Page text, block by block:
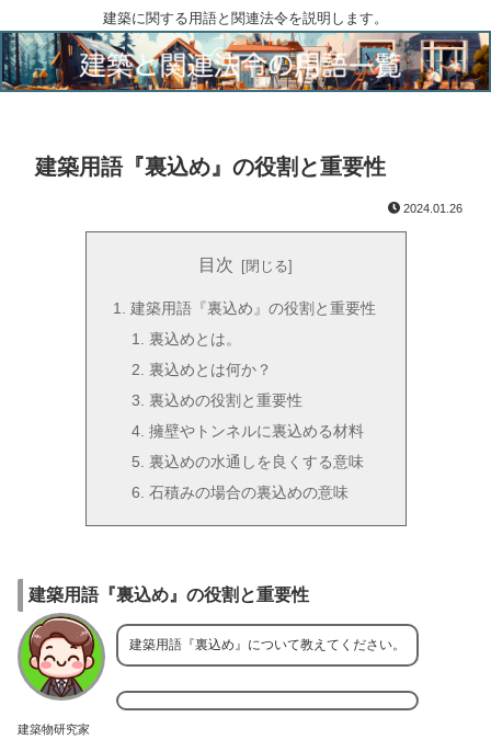
建築に関する用語と関連法令を説明します。
建築用語『裏込め』の役割と重要性
2024.01.26
目次
建築用語『裏込め』の役割と重要性
裏込めとは。
裏込めとは何か？
裏込めの役割と重要性
擁壁やトンネルに裏込める材料
裏込めの水通しを良くする意味
石積みの場合の裏込めの意味
建築用語『裏込め』の役割と重要性
建築物研究家
建築用語『裏込め』について教えてください。